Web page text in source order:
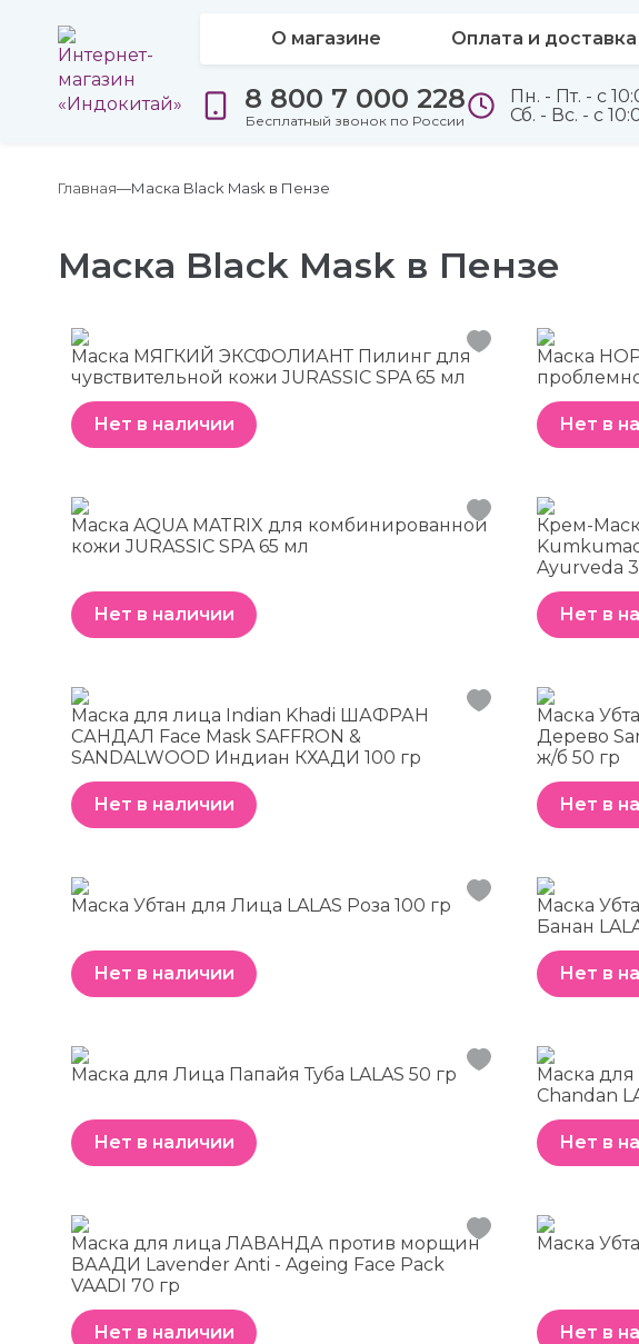
О магазине Оплата и доставка
8 800 7 000 228
Бесплатный звонок по России
Пн. - Пт. - с
Сб. - Вс. - с
Главная Маска Black Mask в Пензе
Маска Black Mask в Пензе
Маска МЯГКИЙ ЭКСФОЛИАНТ Пилинг для
чувствительной кожи JURASSIC SPA 65 мл
Нет в наличии
Маска
Нет в
Маска AQUA MATRIX для комбинированной
кожи JURASSIC SPA 65 мл
Нет в наличии
Крем-
Ayurveda
Нет в
Маска для лица Indian Khadi ШАФРАН
САНДАЛ Face Mask SAFFRON &
SANDALWOOD Индиан КХАДИ 100 гр
Нет в наличии
Маска
Дерево
ж/б 50 гр
Нет в
Маска Убтан для Лица LALAS Роза 100 гр
Нет в наличии
Маска
Банан
Нет в
Маска для Лица Папайя Туба LALAS 50 гр
Нет в наличии
Маска
Chandan
Нет в
Маска для лица ЛАВАНДА против морщин
ВААДИ Lavender Anti - Ageing Face Pack
VAADI 70 гр
Нет в наличии
Маска
Нет в